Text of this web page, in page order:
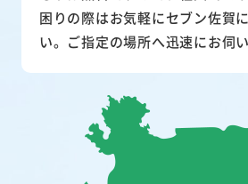
困りの際はお気軽にセブン佐賀
い。ご指定の場所へ迅速にお伺